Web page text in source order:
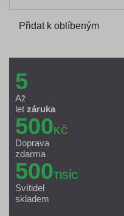
Přidat k oblíbeným
5
Až
let záruka
500 KČ
Doprava
zdarma
500TISÍC
Svítidel
skladem